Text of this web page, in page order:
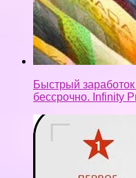
Быстрый
бессрочно. Infinity